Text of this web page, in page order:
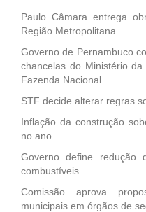
Paulo Câmara entrega
Região Metropolitana
Governo de Pernambuco
chancelas do Ministério
Fazenda Nacional
STF decide alterar regras
Inflação da construção
no ano
Governo define
combustíveis
Comissão aprova
municipais em órgãos de